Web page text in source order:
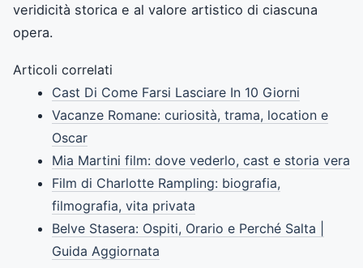
veridicità storica e al valore artistico di ciascuna
opera.
Articoli correlati
Cast Di Come Farsi Lasciare In 10 Giorni
Vacanze Romane: curiosità, trama, location e
Oscar
Mia Martini film: dove vederlo, cast e storia vera
Film di Charlotte Rampling: biografia,
filmografia, vita privata
Belve Stasera: Ospiti, Orario e Perché Salta |
Guida Aggiornata